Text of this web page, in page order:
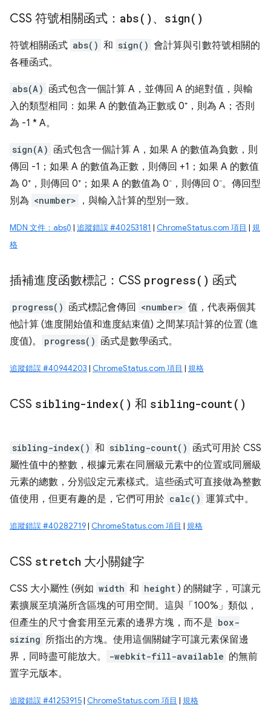
CSS 符號相關函式： abs( ) 、 sign( )
符號相關函式 abs() 和 sign() 會計算與引數符號相關的
各種函式。
abs(A) 函式包含一個計算 A，並傳回 A 的絕對值，與輸
入的類型相同：如果 A 的數值為正數或 0⁺，則為 A；否則
為 -1 * A。
sign(A) 函式包含一個計算 A，如果 A 的數值為負數，則
傳回 -1；如果 A 的數值為正數，則傳回 +1；如果 A 的數值
為 0⁺，則傳回 0⁺；如果 A 的數值為 0⁻，則傳回 0⁻。傳回型
別為 <number> ，與輸入計算的型別一致。
MDN 文件：abs() | 追蹤錯誤 #40253181 | ChromeStatus.com 項目 | 規
格
插補進度函數標記：CSS progress( ) 函式
progress() 函式標記會傳回 <number> 值，代表兩個其
他計算 (進度開始值和進度結束值) 之間某項計算的位置 (進
度值)。
progress() 函式是數學函式。
追蹤錯誤 #40944203 | ChromeStatus.com 項目 | 規格
CSS sibling-index( ) 和 sibling-count( )
sibling-index() 和 sibling-count() 函式可用於 CSS
屬性值中的整數，根據元素在同層級元素中的位置或同層級
元素的總數，分別設定元素樣式。這些函式可直接做為整數
值使用，但更有趣的是，它們可用於 calc() 運算式中。
追蹤錯誤 #40282719| ChromeStatus.com 項目 | 規格
CSS stretch 大小關鍵字
CSS 大小屬性 (例如 width 和 height ) 的關鍵字，可讓元
素擴展至填滿所含區塊的可用空間。這與「100%」類似，
但產生的尺寸會套用至元素的邊界方塊，而不是 box-
sizing 所指出的方塊。使用這個關鍵字可讓元素保留邊
界，同時盡可能放大。
-webkit-fill-available 的無前
置字元版本。
追蹤錯誤 #41253915| ChromeStatus.com 項目 | 規格